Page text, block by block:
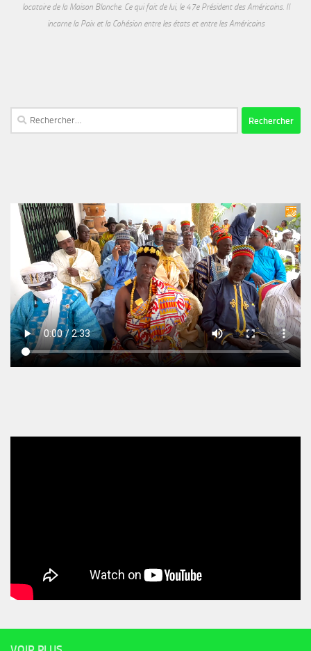
locataire de la Maison Blanche. Ce qui fait de lui, le 47e Président des Américains. Il
incarne la Paix et la Cohésion entre les états et entre les Américains
Rechercher :